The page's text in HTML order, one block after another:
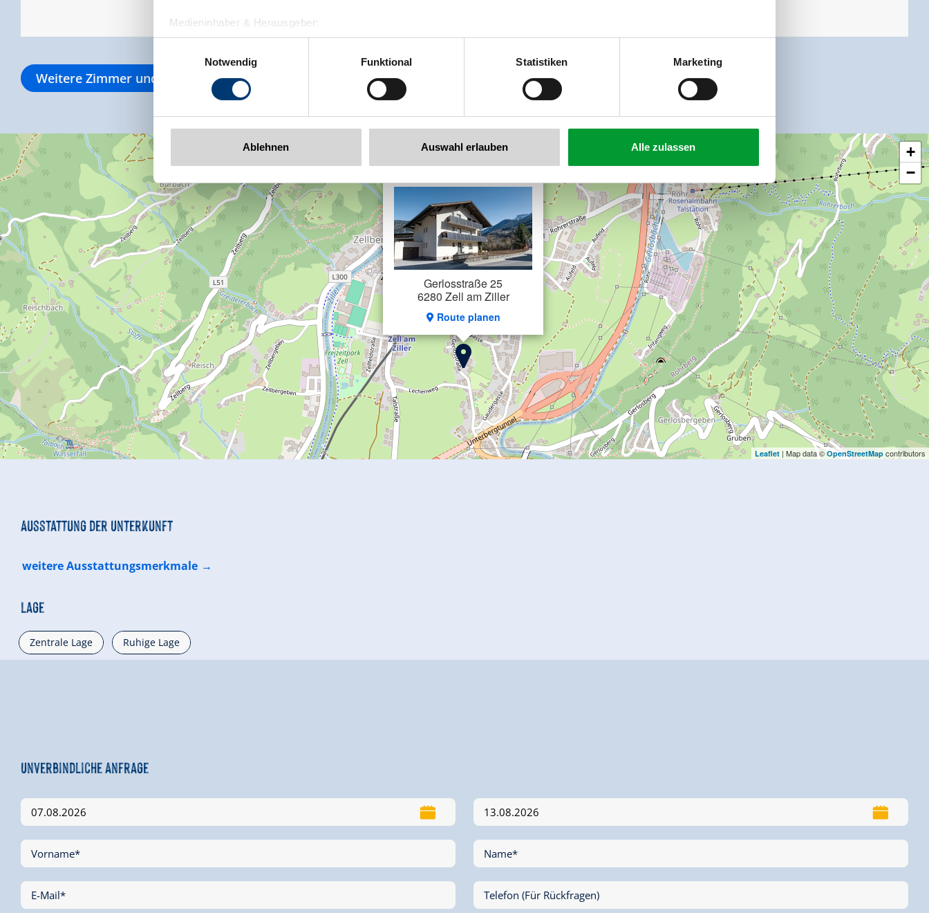
Medieninhaber & Herausgeber:
Zeller Bergbahnen Zillertal GmbH & Co KG
Rohr 23// A-6280 Zell am Ziller
www.zillertalarena.com
Notwendig
Funktional Statistiken Marketing
Ablehnen Auswahl erlauben Alle zulassen
Weitere Zimmer und Appartements
Gerlosstraße 25
6280 Zell am Ziller
Route planen
×
+
−
Leaflet | Map data ©OpenStreetMap contributors
Ausstattung der Unterkunft
weitere Ausstattungsmerkmale
Lage
Zentrale Lage Ruhige Lage
Unverbindliche Anfrage
Vorname* Name*
E-Mail* Telefon (Für Rückfragen)